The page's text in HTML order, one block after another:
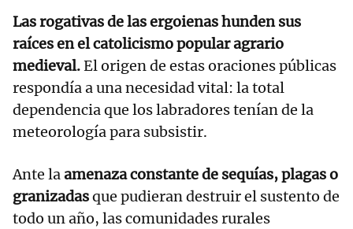
Las rogativas de las ergoienas hunden sus
raíces en el catolicismo popular agrario
medieval.El origen de estas oraciones públicas
respondía a una necesidad vital: la total
dependencia que los labradores tenían de la
meteorología para subsistir.
Ante laamenaza constante de sequías, plagas o
granizadasque pudieran destruir el sustento de
todo un año, las comunidades rurales